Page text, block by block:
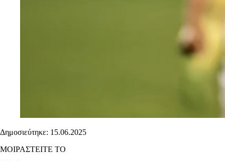
Δημοσιεύτηκε: 15.06.2025
ΜΟΙΡΑΣΤΕΙΤΕ ΤΟ